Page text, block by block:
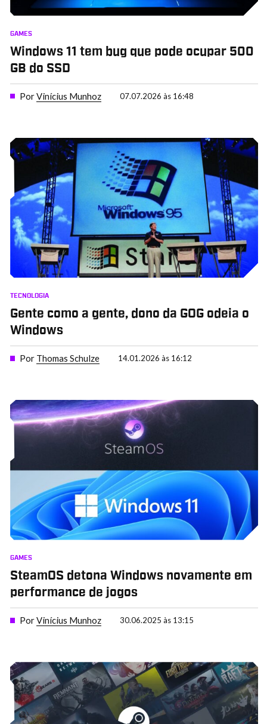
GAMES
Windows 11 tem bug que pode ocupar 500
GB do SSD
PorVinícius Munhoz 07.07.2026 às 16:48
TECNOLOGIA
Gente como a gente, dono da GOG odeia o
Windows
Por Thomas Schulze 14.01.2026 às 16:12
GAMES
SteamOS detona Windows novamente em
performance de jogos
PorVinícius Munhoz 30.06.2025 às 13:15